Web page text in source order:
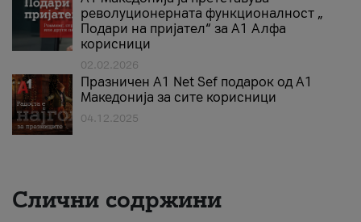
револуционерната функционалност „
Подари на пријател“ за А1 Алфа
корисници
02.02.2026
Празничен A1 Net Sеf подарок од А1
Македонија за сите корисници
04.12.2025
Слични содржини